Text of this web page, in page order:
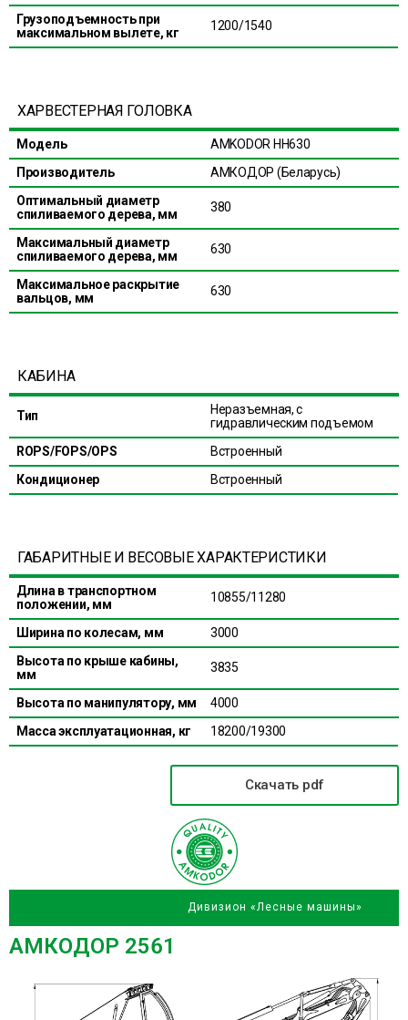
Грузоподъемность при
максимальном вылете, кг
1200/1540
ХАРВЕСТЕРНАЯ ГОЛОВКА
Модель
AMKODOR HH630
Производитель
АМКОДОР (Беларусь)
Оптимальный диаметр
спиливаемого дерева, мм
380
Максимальный диаметр
спиливаемого дерева, мм
630
Максимальное раскрытие
вальцов, мм
630
КАБИНА
Тип
Неразъемная, с
гидравлическим подъемом
ROPS/FOPS/OPS
Встроенный
Кондиционер
Встроенный
ГАБАРИТНЫЕ И ВЕСОВЫЕ ХАРАКТЕРИСТИКИ
Длина в транспортном
положении, мм
10855/11280
Ширина по колесам, мм
3000
Высота по крыше кабины,
мм
3835
Высота по манипулятору, мм
4000
Масса эксплуатационная, кг
18200/19300
Скачать pdf
Дивизион «Лесные машины»
АМКОДОР 2561